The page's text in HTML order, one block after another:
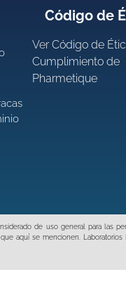
Código de
VerCódigo de
Cumplimiento de
Pharmetique
de uso general para las
aquí se mencionen.